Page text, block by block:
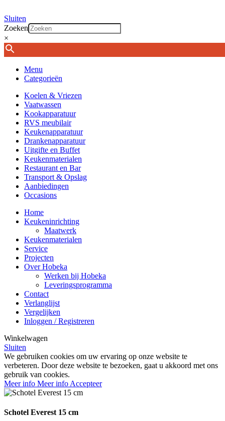
Sluiten
Zoeken
×
Menu
Categorieën
Koelen & Vriezen
Vaatwassen
Kookapparatuur
RVS meubilair
Keukenapparatuur
Drankenapparatuur
Uitgifte en Buffet
Keukenmaterialen
Restaurant en Bar
Transport & Opslag
Aanbiedingen
Occasions
Home
Keukeninrichting
Maatwerk
Keukenmaterialen
Service
Projecten
Over Hobeka
Werken bij Hobeka
Leveringsprogramma
Contact
Verlanglijst
Vergelijken
Inloggen / Registreren
Winkelwagen
Sluiten
We gebruiken cookies om uw ervaring op onze website te
verbeteren. Door deze website te bezoeken, gaat u akkoord met ons
gebruik van cookies.
Meer info Meer info Accepteer
Schotel Everest 15 cm